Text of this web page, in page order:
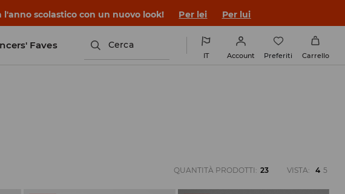
scolastico con un nuovo look! Per lei Per lui
Faves Cerca
IT Account Preferiti Carrello
QUANTITÀ PRODOTTI : 23 VISTA: 4 5